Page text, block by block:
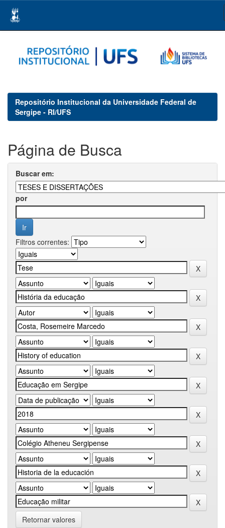
navigation
Repositório Institucional da Universidade Federal de
Sergipe - RI/UFS
Página de Busca
Buscar em:
por
Filtros correntes:
Retornar valores